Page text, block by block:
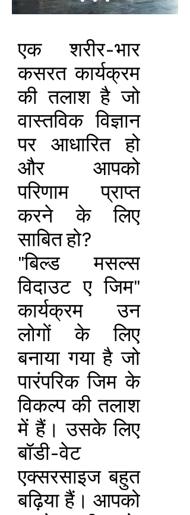
एक शरीर-भार
कसरत कार्यक्रम
की तलाश है जो
वास्तविक विज्ञान
पर आधारित हो
और आपको
परिणाम प्राप्त
करने के लिए
साबित हो?
"बिल्ड मसल्स
विदाउट ए जिम"
कार्यक्रम उन
लोगों के लिए
बनाया गया है जो
पारंपरिक जिम के
विकल्प की तलाश
में हैं। उसके लिए
बॉडी-वेट
एक्सरसाइज बहुत
बढ़िया हैं। आपको